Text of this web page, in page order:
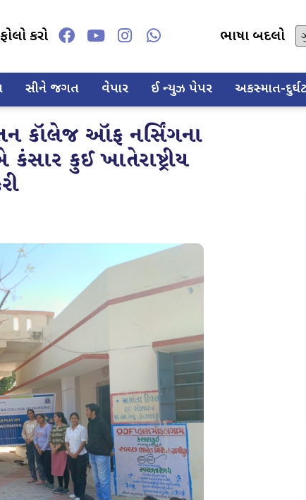
કરો ભાષા બદલો
સીને જગત વેપાર ઈ ન્યુઝ પેપર અકસ્માત-
કૉલેજ ઑફ નર્સિંગના
કંસાર કુઈ ખાતેરાષ્ટ્રીય